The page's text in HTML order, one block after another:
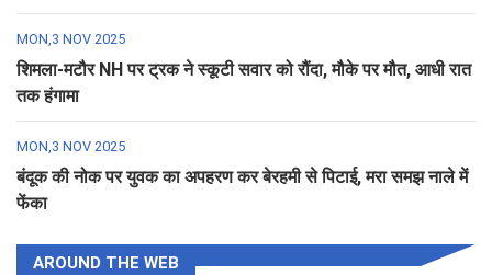
MON,3 NOV 2025
शिमला-मटौर NH पर ट्रक ने स्कूटी सवार को रौंदा, मौके पर मौत, आधी रात
तक हंगामा
MON,3 NOV 2025
बंदूक की नोक पर युवक का अपहरण कर बेरहमी से पिटाई, मरा समझ नाले में
फेंका
AROUND THE WEB